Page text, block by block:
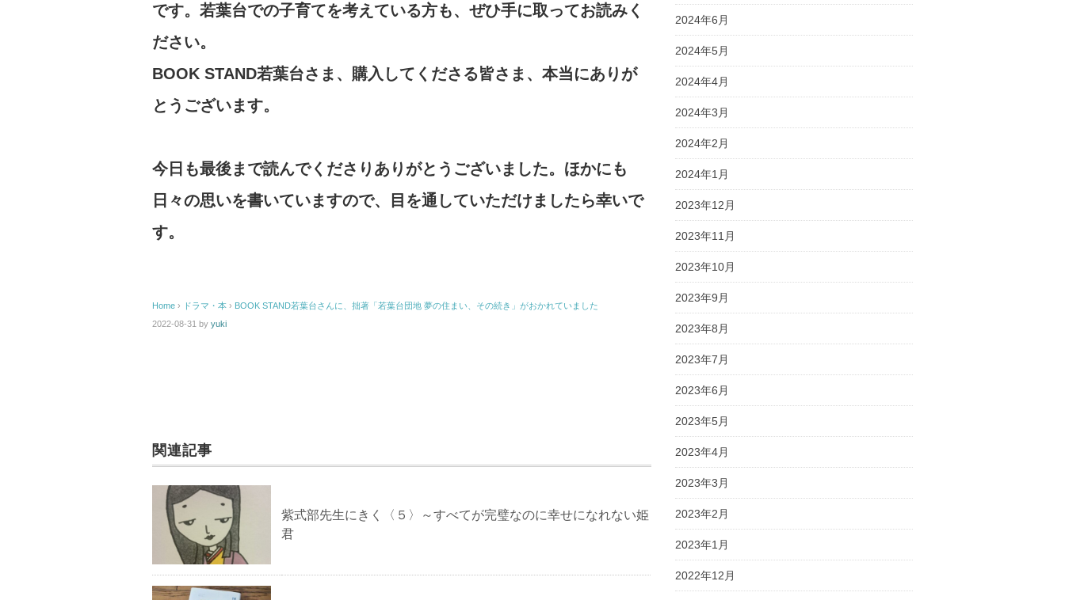
です。若葉台での子育てを考えている方も、ぜひ手に取ってお読みく
ださい。
BOOK STAND若葉台さま、購入してくださる皆さま、本当にありが
とうございます。
今日も最後まで読んでくださりありがとうございました。ほかにも
日々の思いを書いていますので、目を通していただけましたら幸いで
す。
Home › ドラマ・本 › BOOK STAND若葉台さんに、拙著「若葉台団地 夢の住まい、その続き」がおかれていました
2022-08-31 by yuki
関連記事
紫式部先生にきく〈５〉～すべてが完璧なのに幸せになれない姫
君
2024年6月
2024年5月
2024年4月
2024年3月
2024年2月
2024年1月
2023年12月
2023年11月
2023年10月
2023年9月
2023年8月
2023年7月
2023年6月
2023年5月
2023年4月
2023年3月
2023年2月
2023年1月
2022年12月